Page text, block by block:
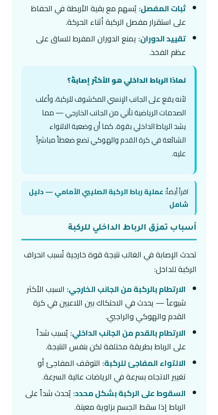
ثبات المفصل: يُسهم مع بقية الأربطة في الحفاظ
على استقرار مفصل الركبة أثناء الحركة.
تقييد الدوران: يمنع الدوران المفرط للساق على
عظم الفخذ.
لماذا الرباط الداخلي هو الأكثر إصابةً؟
لأنه يقع على الجانب الإنسي المكشوف للركبة، وأغلب
الصدمات الرياضية تأتي من الجانب الخارجي — مما
يشد الرباط الداخلي بقوة. كما أن وضعية الالتواء
الشائعة في كرة القدم والهوكي تضع ضغطاً مباشراً
عليه.
اقرأ أيضاً:عملية رباط الركبة الصليبي الأمامي — دليل
شامل
أسباب تمزق الرباط الداخلي للركبة
تحدث الإصابة في الغالب نتيجة قوة خارجية تُسبب انحراف
الركبة للداخل:
الارتطام بالركبة من الجانب الخارجي: السبب الأكثر
شيوعاً — يحدث في الاحتكاك بين اللاعبين في كرة
القدم والهوكي والراجبي.
الارتطام بالقدم من الجانب الداخلي: يُسبب شداً
على الرباط بطريقة مختلفة لكن بنفس النتيجة.
الالتواء المفاجئ للركبة: التوقف المفاجئ أو
تغيير الاتجاه بسرعة في الرياضات عالية السرعة.
السقوط على الركبة بشكل محدد: يُحدث شداً على
الرباط إذا سقط الجسم بزاوية معينة.